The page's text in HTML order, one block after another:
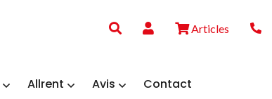
Articles
Allrent Avis Contact